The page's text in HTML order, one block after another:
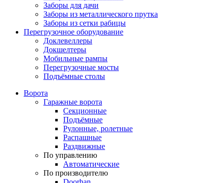
Заборы для дачи
Заборы из металлического прутка
Заборы из сетки рабицы
Перегрузочное оборудование
Доклевеллеры
Докшелтеры
Мобильные рампы
Перегрузочные мосты
Подъёмные столы
Ворота
Гаражные ворота
Секционные
Подъёмные
Рулонные, ролетные
Распашные
Раздвижные
По управлению
Автоматические
По производителю